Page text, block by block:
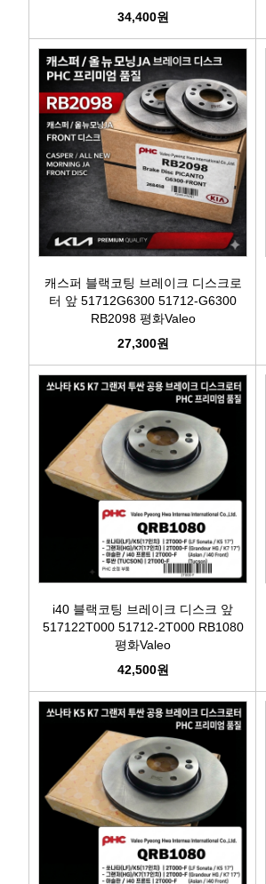
34,400원
캐스퍼 블랙코팅 브레이크 디스크로
터 앞 51712G6300 51712-G6300
RB2098 평화Valeo
27,300원
i40 블랙코팅 브레이크 디스크 앞
517122T000 51712-2T000 RB1080
평화Valeo
42,500원